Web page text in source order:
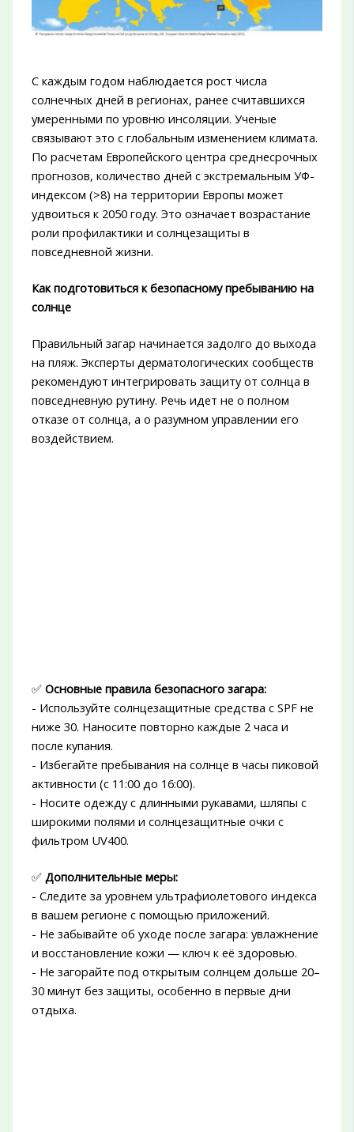
С каждым годом наблюдается рост числа
солнечных дней в регионах, ранее считавшихся
умеренными по уровню инсоляции. Ученые
связывают это с глобальным изменением климата.
По расчетам Европейского центра среднесрочных
прогнозов, количество дней с экстремальным УФ-
индексом (>8) на территории Европы может
удвоиться к 2050 году. Это означает возрастание
роли профилактики и солнцезащиты в
повседневной жизни.
Как подготовиться к безопасному пребыванию на
солнце
Правильный загар начинается задолго до выхода
на пляж. Эксперты дерматологических сообществ
рекомендуют интегрировать защиту от солнца в
повседневную рутину. Речь идет не о полном
отказе от солнца, а о разумном управлении его
воздействием.
✅ Основные правила безопасного загара:
- Используйте солнцезащитные средства с SPF не
ниже 30. Наносите повторно каждые 2 часа и
после купания.
- Избегайте пребывания на солнце в часы пиковой
активности (с 11:00 до 16:00).
- Носите одежду с длинными рукавами, шляпы с
широкими полями и солнцезащитные очки с
фильтром UV400.
✅ Дополнительные меры:
- Следите за уровнем ультрафиолетового индекса
в вашем регионе с помощью приложений.
- Не забывайте об уходе после загара: увлажнение
и восстановление кожи — ключ к её здоровью.
- Не загорайте под открытым солнцем дольше 20–
30 минут без защиты, особенно в первые дни
отдыха.